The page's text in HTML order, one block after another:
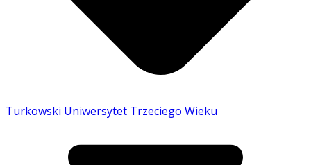
Turkowski Uniwersytet Trzeciego Wieku